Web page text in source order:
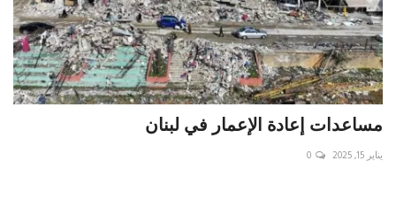
مساعدات إعادة الإعمار في لبنان
يناير 15, 2025 0